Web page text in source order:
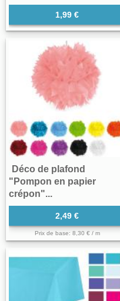
1,99 €
Déco de plafond
"Pompon en papier
crépon"...
2,49 €
Prix de base: 8,30 € / m